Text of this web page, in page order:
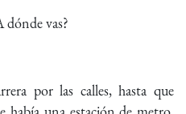
vas?
por las calles, hasta que